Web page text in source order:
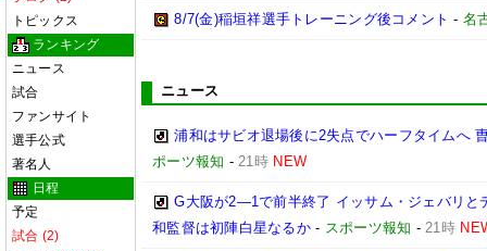
トピックス
ランキング
ニュース
試合
ファンサイト
選手公式
著名人
日程
予定
試合 (2)
8/7(金)稲垣祥選手トレーニング後コメント - 名
ニュース
浦和はサビオ退場後に2失点でハーフタイムへ
ポーツ報知 -21時 NEW
G大阪が2―1で前半終了 イッサム・ジェバリと
和監督は初陣白星なるか- スポーツ報知 -21時